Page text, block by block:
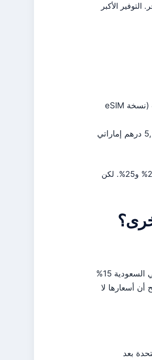
الأكبر
النسخة 256 جيجابايت هي الأكثر طلباً وتبدأ من 4,199 درهم إماراتي على نون الإمارات (نسخة eSIM
النسخة 512 جيجابايت أغلى بنحو 900-1,000 درهم إماراتي، حيث يبدأ سعرها من 5,299 درهم إماراتي
المفاضلة: اختيار 512 جيجابايت يمنحك مساحة مضاعفة مقابل زيادة في السعر تتراوح بين 20% و25%. لكن
لا توجد بيانات مباشرة لأسعار السعودية، لكن من المعروف أن ضريبة القيمة المضافة في السعودية 15%
أن أسعارها لا
المتحدة بعد